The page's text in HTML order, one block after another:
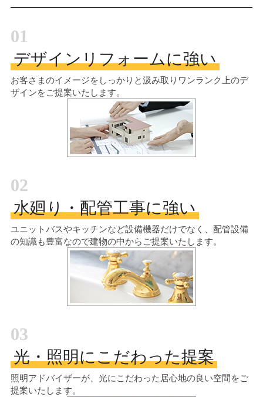
01
デザインリフォームに強い
お客さまのイメージをしっかりと汲み取り ワンランク上のデ
ザインをご提案いたします。
02
水廻り・配管工事に強い
ユニットバスやキッチンなど設備機器だけでなく、配管設備
の知識も豊富なので建物の中からご提案いたします。
03
光・照明にこだわった提案
照明アドバイザーが、光にこだわった居心地の良い空間をご
提案いたします。